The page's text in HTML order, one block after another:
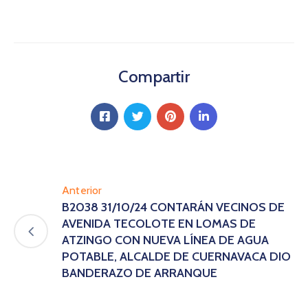
Compartir
Anterior
B2038 31/10/24 CONTARÁN VECINOS DE
AVENIDA TECOLOTE EN LOMAS DE
ATZINGO CON NUEVA LÍNEA DE AGUA
POTABLE, ALCALDE DE CUERNAVACA DIO
BANDERAZO DE ARRANQUE